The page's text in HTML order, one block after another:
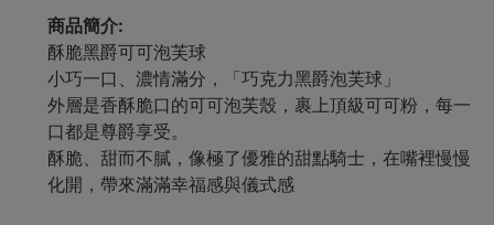
商品簡介:
酥脆黑爵可可泡芙球
小巧一口、濃情滿分，「巧克力黑爵泡芙球」
外層是香酥脆口的可可泡芙殼，裹上頂級可可粉，每一
口都是尊爵享受。
酥脆、甜而不膩，像極了優雅的甜點騎士，在嘴裡慢慢
化開，帶來滿滿幸福感與儀式感